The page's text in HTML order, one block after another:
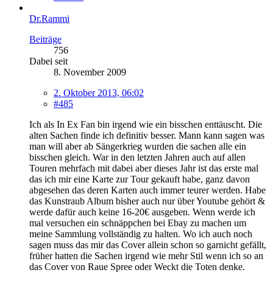
Dr.Rammi
Beiträge
756
Dabei seit
8. November 2009
2. Oktober 2013, 06:02
#485
Ich als In Ex Fan bin irgend wie ein bisschen enttäuscht. Die
alten Sachen finde ich definitiv besser. Mann kann sagen was
man will aber ab Sängerkrieg wurden die sachen alle ein
bisschen gleich. War in den letzten Jahren auch auf allen
Touren mehrfach mit dabei aber dieses Jahr ist das erste mal
das ich mir eine Karte zur Tour gekauft habe, ganz davon
abgesehen das deren Karten auch immer teurer werden. Habe
das Kunstraub Album bisher auch nur über Youtube gehört &
werde dafür auch keine 16-20€ ausgeben. Wenn werde ich
mal versuchen ein schnäppchen bei Ebay zu machen um
meine Sammlung vollständig zu halten. Wo ich auch noch
sagen muss das mir das Cover allein schon so garnicht gefällt,
früher hatten die Sachen irgend wie mehr Stil wenn ich so an
das Cover von Raue Spree oder Weckt die Toten denke.